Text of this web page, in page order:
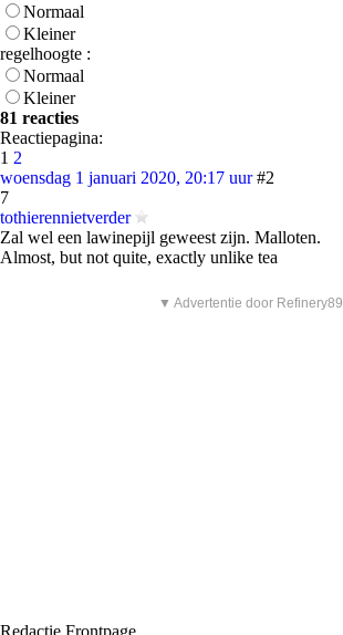
Normaal
Kleiner
regelhoogte :
Normaal
Kleiner
81 reacties
Reactiepagina:
1 2
woensdag 1 januari 2020, 20:17 uur #2
7
tothierennietverder
Zal wel een lawinepijl geweest zijn. Malloten.
Almost, but not quite, exactly unlike tea
▼ Advertentie door Refinery89
Redactie Frontpage